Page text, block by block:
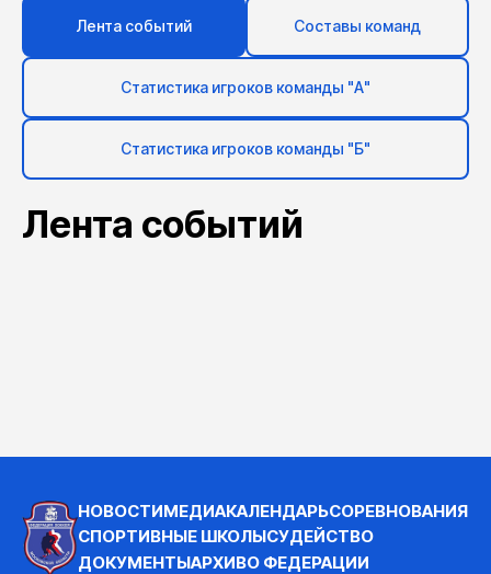
Лента событий Составы команд
Статистика игроков команды "А"
Статистика игроков команды "Б"
Лента событий
НОВОСТИМЕДИАКАЛЕНДАРЬСОРЕВНОВАНИЯ
СПОРТИВНЫЕ ШКОЛЫСУДЕЙСТВО
ДОКУМЕНТЫАРХИВО ФЕДЕРАЦИИ